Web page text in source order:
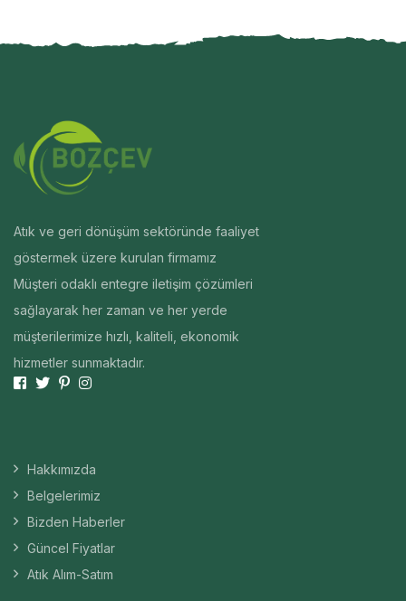
Atık ve geri dönüşüm sektöründe faaliyet
göstermek üzere kurulan firmamız
Müşteri odaklı entegre iletişim çözümleri
sağlayarak her zaman ve her yerde
müşterilerimize hızlı, kaliteli, ekonomik
hizmetler sunmaktadır.
Hakkımızda
Belgelerimiz
Bizden Haberler
Güncel Fiyatlar
Atık Alım-Satım